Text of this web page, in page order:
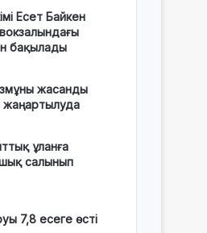
Есет Байкен
бақылады
жасанды
жаңартылуда
ұланға
салынып
7,8 есеге өсті